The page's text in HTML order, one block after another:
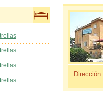
Dirección: